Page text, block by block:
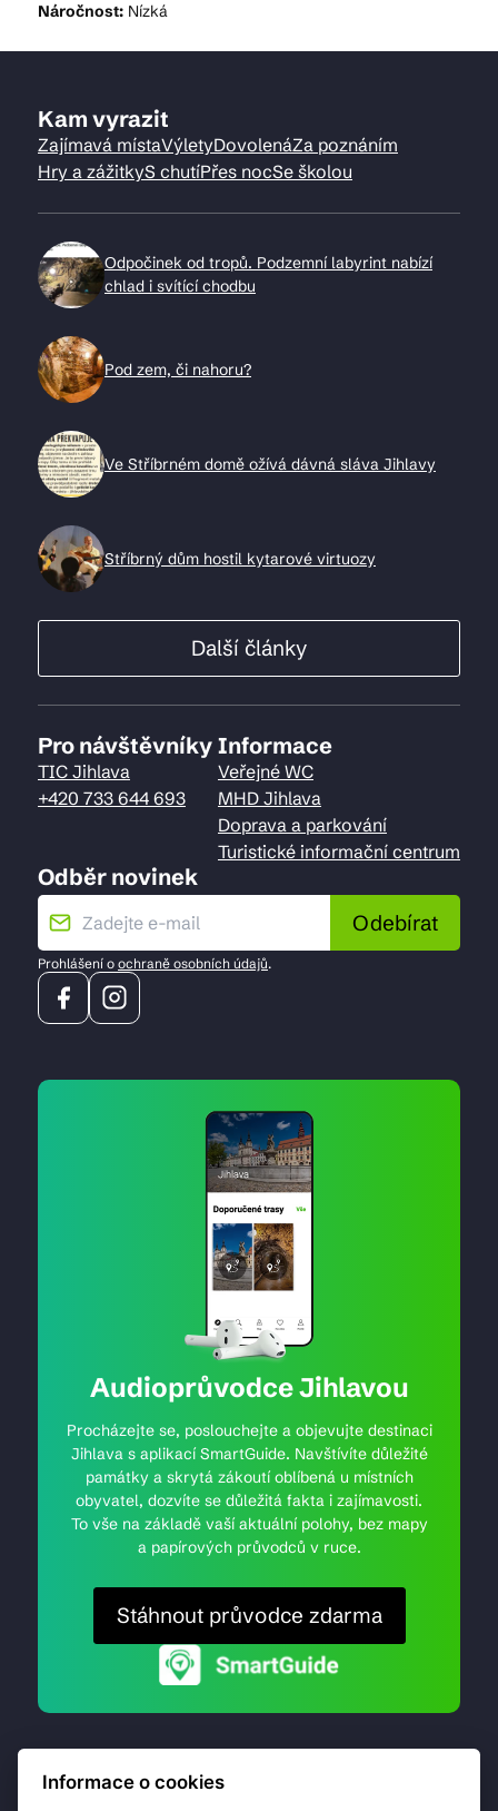
Náročnost: Nízká
Kam vyrazit
Zajímavá místaVýletyDovolenáZa poznáním
Hry a zážitkyS chutíPřes nocSe školou
Odpočinek od tropů. Podzemní labyrint nabízí
chlad i svítící chodbu
Pod zem, či nahoru?
Ve Stříbrném domě ožívá dávná sláva Jihlavy
Stříbrný dům hostil kytarové virtuozy
Další články
Pro návštěvníky
TIC Jihlava
+420 733 644 693
Informace
Veřejné WC
MHD Jihlava
Doprava a parkování
Turistické informační centrum
Odběr novinek
Odebírat
Prohlášení o ochraně osobních údajů.
Audioprůvodce Jihlavou
Procházejte se, poslouchejte a objevujte destinaci
Jihlava s aplikací SmartGuide. Navštívíte důležité
památky a skrytá zákoutí oblíbená u místních
obyvatel, dozvíte se důležitá fakta i zajímavosti.
To vše na základě vaší aktuální polohy, bez mapy
a papírových průvodců v ruce.
Stáhnout průvodce zdarma
Informace o cookies